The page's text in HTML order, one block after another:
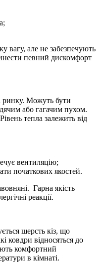
вагу, але не забезпечують
певний дискомфорт
ринку. Можуть бути
або гагачим пухом.
тепла залежить від
вентиляцію;
початкових якостей.
Гарна якість
реакції.
шерсть кіз, що
ковдри відносяться до
комфортний
в кімнаті.